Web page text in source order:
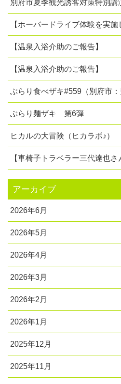
別府市夏季観光誘客対策特別講
【ホーバードライブ体験を実施
【温泉入浴介助のご報告】
【温泉入浴介助のご報告】
ぶらり食べザキ#559（別府市：
ぶらり麺ザキ 第6弾
ヒカルの大冒険（ヒカラボ♪）
【車椅子トラベラー三代達也さ
アーカイブ
2026年6月
2026年5月
2026年4月
2026年3月
2026年2月
2026年1月
2025年12月
2025年11月